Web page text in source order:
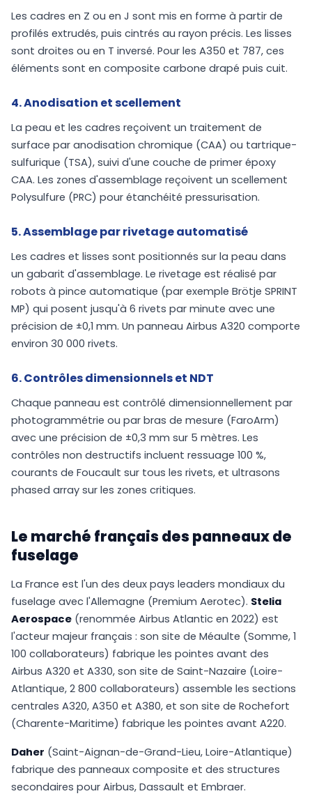
Les cadres en Z ou en J sont mis en forme à partir de
profilés extrudés, puis cintrés au rayon précis. Les lisses
sont droites ou en T inversé. Pour les A350 et 787, ces
éléments sont en composite carbone drapé puis cuit.
4. Anodisation et scellement
La peau et les cadres reçoivent un traitement de
surface par anodisation chromique (CAA) ou tartrique-
sulfurique (TSA), suivi d'une couche de primer époxy
CAA. Les zones d'assemblage reçoivent un scellement
Polysulfure (PRC) pour étanchéité pressurisation.
5. Assemblage par rivetage automatisé
Les cadres et lisses sont positionnés sur la peau dans
un gabarit d'assemblage. Le rivetage est réalisé par
robots à pince automatique (par exemple Brötje SPRINT
MP) qui posent jusqu'à 6 rivets par minute avec une
précision de ±0,1 mm. Un panneau Airbus A320 comporte
environ 30 000 rivets.
6. Contrôles dimensionnels et NDT
Chaque panneau est contrôlé dimensionnellement par
photogrammétrie ou par bras de mesure (FaroArm)
avec une précision de ±0,3 mm sur 5 mètres. Les
contrôles non destructifs incluent ressuage 100 %,
courants de Foucault sur tous les rivets, et ultrasons
phased array sur les zones critiques.
Le marché français des panneaux de
fuselage
La France est l'un des deux pays leaders mondiaux du
fuselage avec l'Allemagne (Premium Aerotec). Stelia
Aerospace (renommée Airbus Atlantic en 2022) est
l'acteur majeur français : son site de Méaulte (Somme, 1
100 collaborateurs) fabrique les pointes avant des
Airbus A320 et A330, son site de Saint-Nazaire (Loire-
Atlantique, 2 800 collaborateurs) assemble les sections
centrales A320, A350 et A380, et son site de Rochefort
(Charente-Maritime) fabrique les pointes avant A220.
Daher (Saint-Aignan-de-Grand-Lieu, Loire-Atlantique)
fabrique des panneaux composite et des structures
secondaires pour Airbus, Dassault et Embraer.